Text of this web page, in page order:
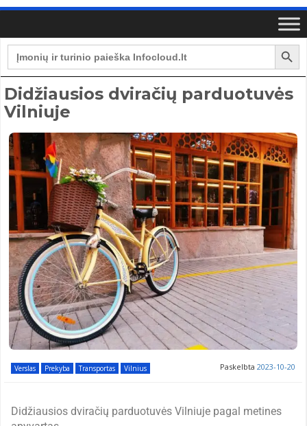
Search
for:
Search Button
Didžiausios dviračių parduotuvės
Vilniuje
Verslas Prekyba Transportas Vilnius Paskelbta 2023-10-20
Didžiausios dviračių parduotuvės Vilniuje pagal metines